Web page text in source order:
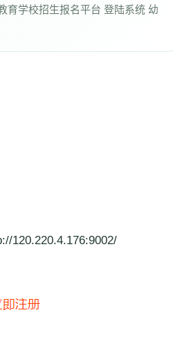
育学校招生报名平台 登陆系统 幼
120.220.4.176:9002/